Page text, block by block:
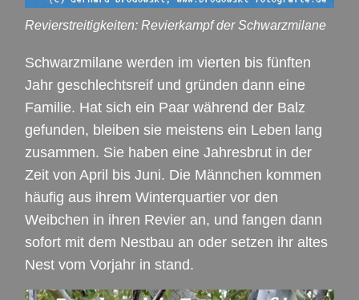
Revierstreitigkeiten: Revierkampf der Schwarzmilane
Schwarzmilane werden im vierten bis fünften
Jahr geschlechtsreif und gründen dann eine
Familie. Hat sich ein Paar während der Balz
gefunden, bleiben sie meistens ein Leben lang
zusammen. Sie haben eine Jahresbrut in der
Zeit von April bis Juni. Die Männchen kommen
häufig aus ihrem Winterquartier vor den
Weibchen in ihren Revier an, und fangen dann
sofort mit dem Nestbau an oder setzen ihr altes
Nest vom Vorjahr in stand.